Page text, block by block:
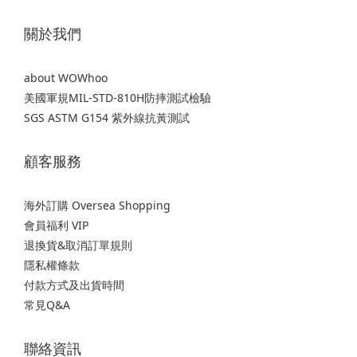
關於我們
about WOWhoo
美國軍規MIL-STD-810H防摔測試檢驗
SGS ASTM G154 紫外線抗黃測試
顧客服務
海外訂購 Oversea Shopping
會員福利 VIP
退換貨&取消訂單規則
隱私權條款
付款方式及出貨時間
常見Q&A
聯絡資訊